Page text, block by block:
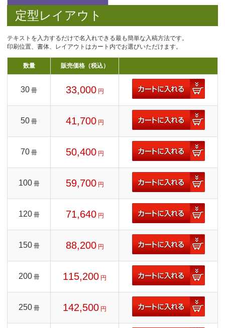
定型レイアウト
テキストを入力するだけで名入れできる最も簡単な入稿方法です。
印刷位置、書体、レイアウトはカート内でお選びいただけます。
数量 販売価格（税込）
30 冊 33,000 円
50 冊 41,700 円
70 冊 50,400 円
100 冊 59,700 円
120 冊 71,640 円
150 冊 88,200 円
200 冊 115,200 円
250 冊 142,500 円